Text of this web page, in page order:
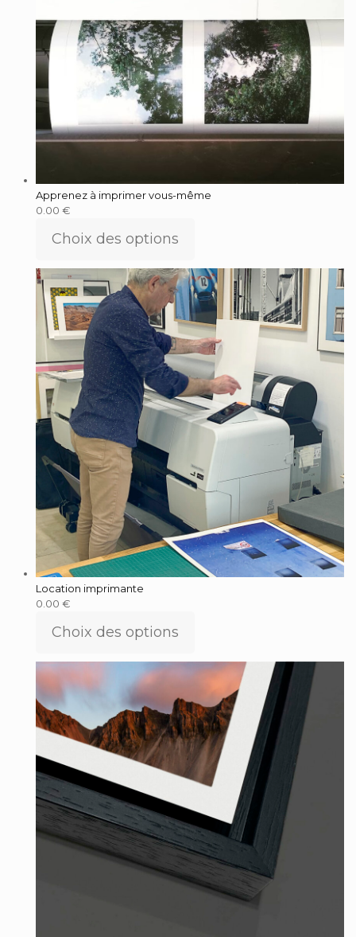
Apprenez à imprimer vous-même
0.00 €
Choix des options
Location imprimante
0.00 €
Choix des options